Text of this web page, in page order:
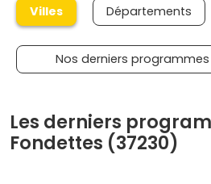
Villes Départements
Nos derniers programmes
Les derniers
Fondettes (37230)